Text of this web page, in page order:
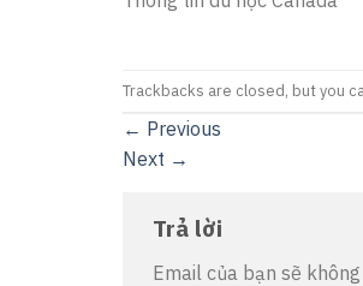
Trackbacks are closed, but you
← Previous
Next →
Trả lời
Email của bạn sẽ